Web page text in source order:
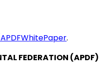
.
FEDERATION (APDF)